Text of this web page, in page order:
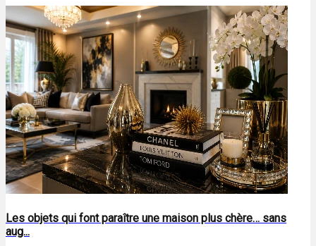
Les objets qui font paraître une maison plus chère… sans
aug...